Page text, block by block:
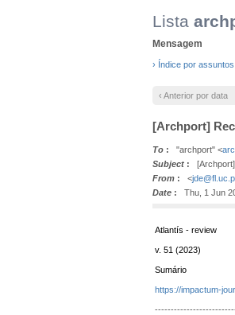
Lista
Mensagem
› Índice por assuntos
‹ Anterior por data
[Archport]
To : "archport" <
Subject : [Archport]
From : <
Date : Thu, 1 Jun
Atlantís - review
v. 51 (2023)
Sumário
https://impactum-